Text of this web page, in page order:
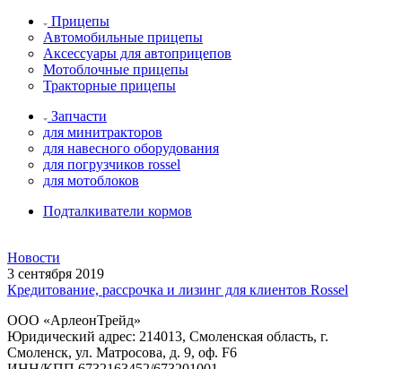
Прицепы
Автомобильные прицепы
Аксессуары для автоприцепов
Мотоблочные прицепы
Тракторные прицепы
Запчасти
для минитракторов
для навесного оборудования
для погрузчиков rossel
для мотоблоков
Подталкиватели кормов
Новости
3 сентября 2019
Кредитование, рассрочка и лизинг для клиентов Rossel
ООО «АрлеонТрейд»
Юридический адрес: 214013, Смоленская область, г.
Смоленск, ул. Матросова, д. 9, оф. F6